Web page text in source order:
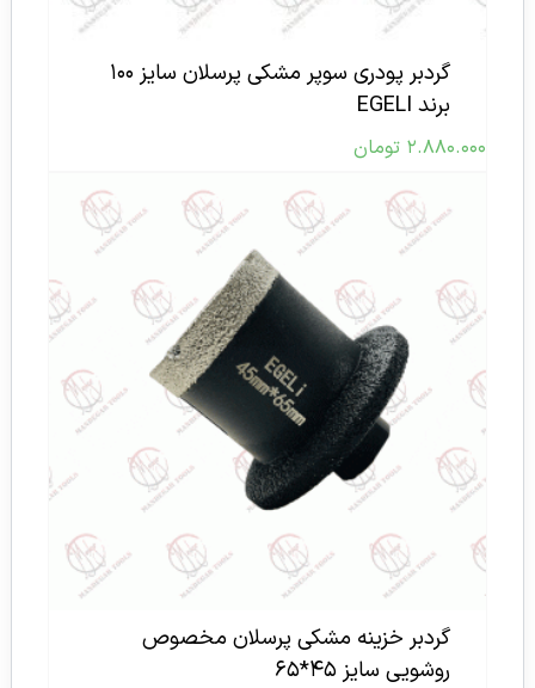
گردبر پودری سوپر مشکی پرسلان سایز ۱۰۰
برند EGELI
۲.۸۸۰.۰۰۰ تومان
گردبر خزینه مشکی پرسلان مخصوص
روشویی سایز ۴۵*۶۵